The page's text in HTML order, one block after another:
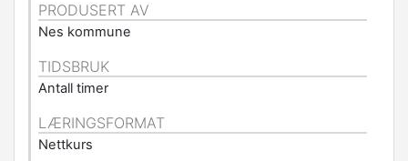
PRODUSERT AV
Nes kommune
TIDSBRUK
Antall timer
LÆRINGSFORMAT
Nettkurs